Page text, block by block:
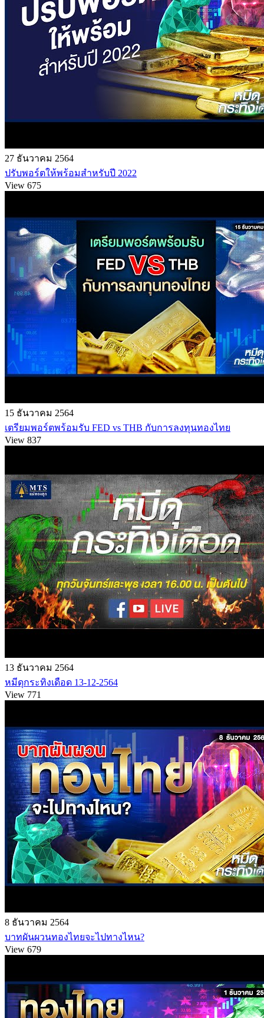
27 ธันวาคม 2564
ปรับพอร์ตให้พร้อมสำหรับปี 2022
View 675
15 ธันวาคม 2564
เตรียมพอร์ตพร้อมรับ FED vs THB กับการลงทุนทองไทย
View 837
13 ธันวาคม 2564
หมีดุกระทิงเดือด 13-12-2564
View 771
8 ธันวาคม 2564
บาทผันผวนทองไทยจะไปทางไหน?
View 679